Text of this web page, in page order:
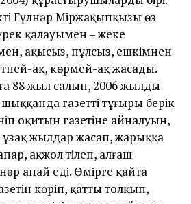
Гүлнәр Міржақыпқызы өз
қалауымен – жеке
ақысыз, пұлсыз, ешкімнен
ақ, көрмей-ақ жасады.
88 жыл салып, 2006 жылдың
газеттің тұғыры берік
оқитын газетіне айналуын,
ұзақ жылдар жасап, жарыққа
ақжол тілеп, алғаш
апай еді. Өмірге қайта
көріп, қатты толқып,